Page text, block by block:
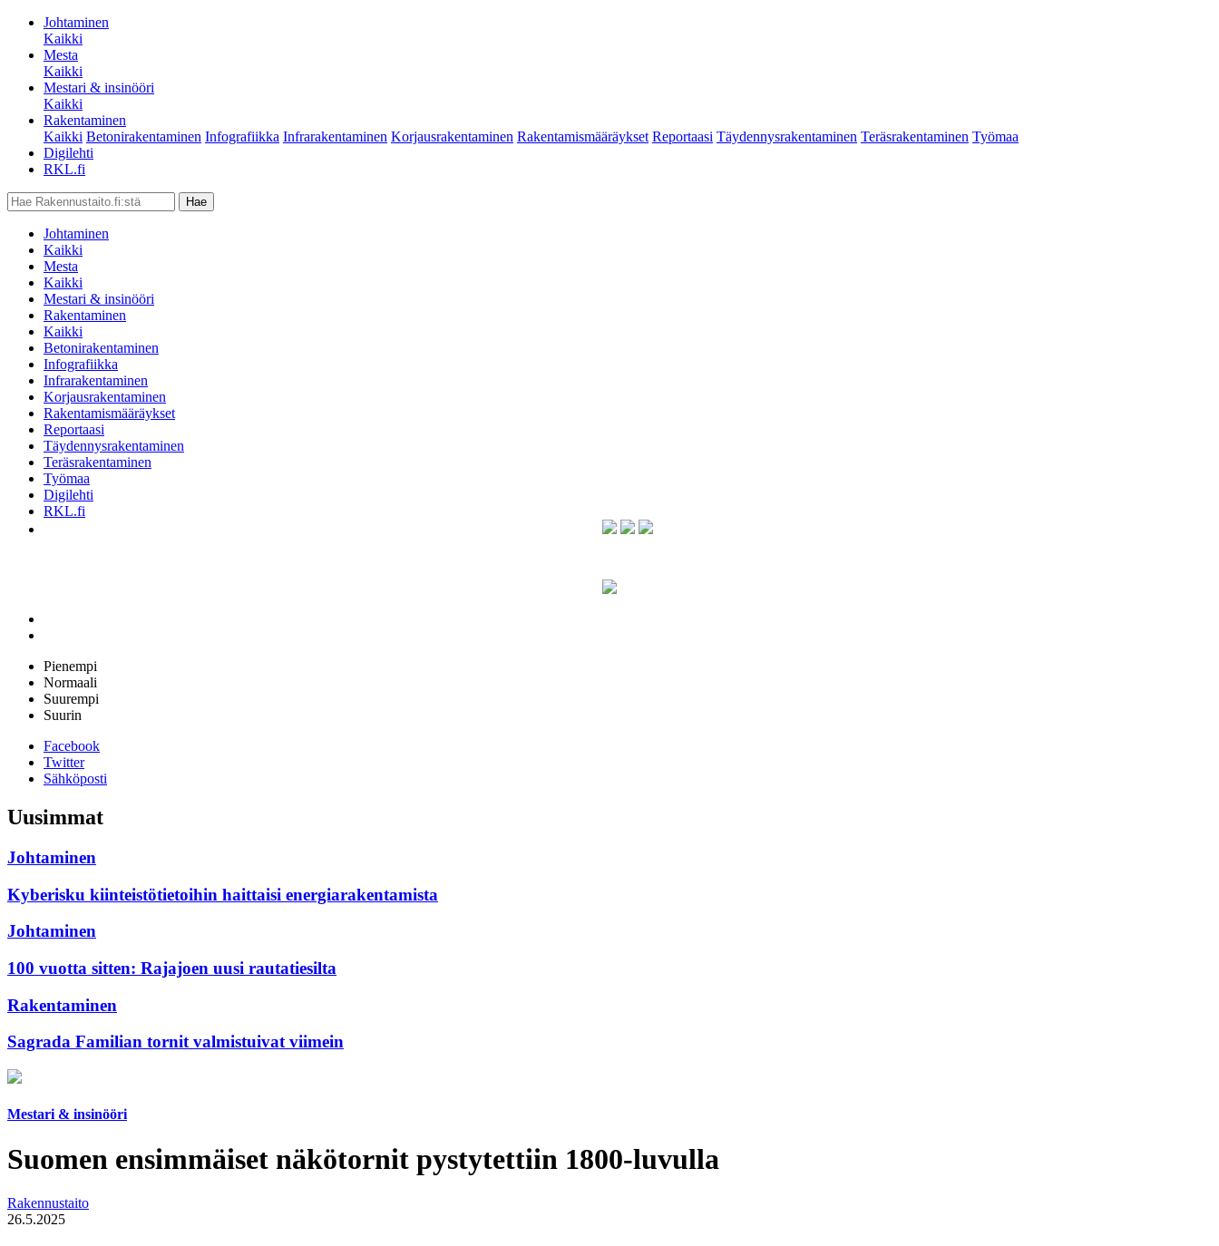
Johtaminen
Kaikki
Mesta
Kaikki
Mestari & insinööri
Kaikki
Rakentaminen
Kaikki Betonirakentaminen Infografiikka Infrarakentaminen Korjausrakentaminen Rakentamismääräykset Reportaasi Täydennysrakentaminen Teräsrakentaminen Työmaa
Digilehti
RKL.fi
Johtaminen
Kaikki
Mesta
Kaikki
Mestari & insinööri
Rakentaminen
Kaikki
Betonirakentaminen
Infografiikka
Infrarakentaminen
Korjausrakentaminen
Rakentamismääräykset
Reportaasi
Täydennysrakentaminen
Teräsrakentaminen
Työmaa
Digilehti
RKL.fi
Pienempi
Normaali
Suurempi
Suurin
Facebook
Twitter
Sähköposti
Uusimmat
Johtaminen
Kyberisku kiinteistötietoihin haittaisi energiarakentamista
Johtaminen
100 vuotta sitten: Rajajoen uusi rautatiesilta
Rakentaminen
Sagrada Familian tornit valmistuivat viimein
Mestari & insinööri
Suomen ensimmäiset näkötornit pystytettiin 1800-luvulla
Rakennustaito
26.5.2025